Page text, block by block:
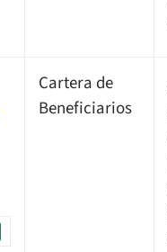
Cartera de
Beneficiarios